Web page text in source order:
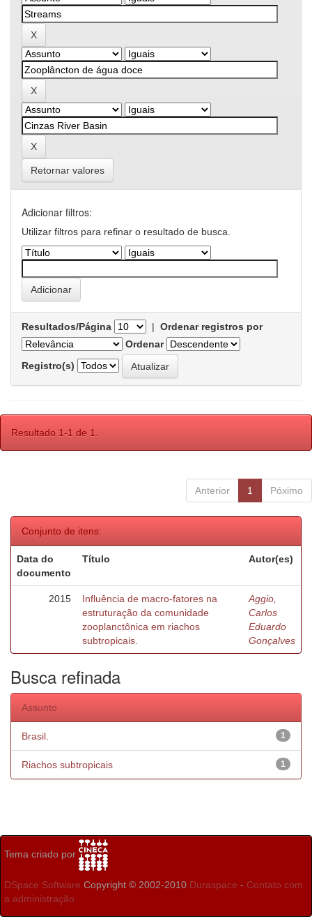
Retornar valores
Adicionar filtros:
Utilizar filtros para refinar o resultado de busca.
Resultados/Página | Ordenar registros por
Ordenar
Registro(s)
Resultado 1-1 de 1.
Anterior 1 Póximo
Conjunto de itens:
Data do
documento
Título Autor(es)
2015
Influência de macro-fatores na
estruturação da comunidade
zooplanctônica em riachos
subtropicais.
Aggio,
Carlos
Eduardo
Gonçalves
Busca refinada
Assunto
1
Brasil.
1
Riachos subtropicais
Tema criado por
DSpace Software Copyright © 2002-2010 Duraspace - Contato com
a administração